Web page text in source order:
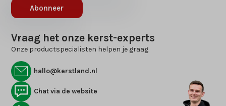
Abonneer
Vraag het onze kerst-experts
Onze productspecialisten helpen je graag
hallo@kerstland.nl
Chat via de website